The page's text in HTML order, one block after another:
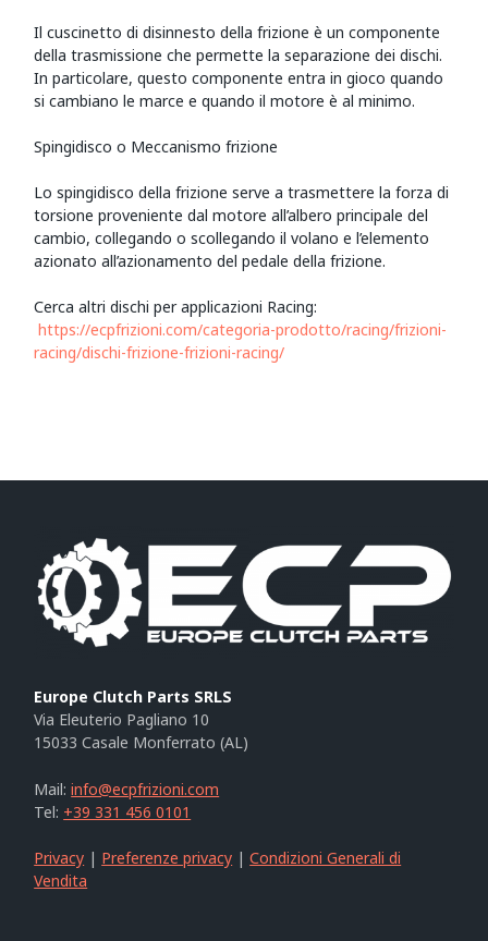
Il cuscinetto di disinnesto della frizione è un componente
della trasmissione che permette la separazione dei dischi.
In particolare, questo componente entra in gioco quando
si cambiano le marce e quando il motore è al minimo.
Spingidisco o Meccanismo frizione
Lo spingidisco della frizione serve a trasmettere la forza di
torsione proveniente dal motore all’albero principale del
cambio, collegando o scollegando il volano e l’elemento
azionato all’azionamento del pedale della frizione.
Cerca altri dischi per applicazioni Racing:
https://ecpfrizioni.com/categoria-prodotto/racing/frizioni-
racing/dischi-frizione-frizioni-racing/
Europe Clutch Parts SRLS
Via Eleuterio Pagliano 10
15033 Casale Monferrato (AL)
Mail:info@ecpfrizioni.com
Tel: +39 331 456 0101
Privacy | Preferenze privacy |Condizioni Generali di
Vendita